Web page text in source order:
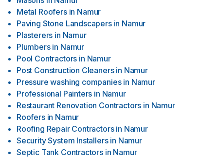
Metal Roofers in Namur
Paving Stone Landscapers in Namur
Plasterers in Namur
Plumbers in Namur
Pool Contractors in Namur
Post Construction Cleaners in Namur
Pressure washing companies in Namur
Professional Painters in Namur
Restaurant Renovation Contractors in Namur
Roofers in Namur
Roofing Repair Contractors in Namur
Security System Installers in Namur
Septic Tank Contractors in Namur